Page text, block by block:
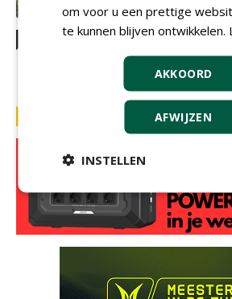
om voor u een prettige
te kunnen blijven ontwikkelen.
AKKOORD
AFWIJZEN
INSTELLEN